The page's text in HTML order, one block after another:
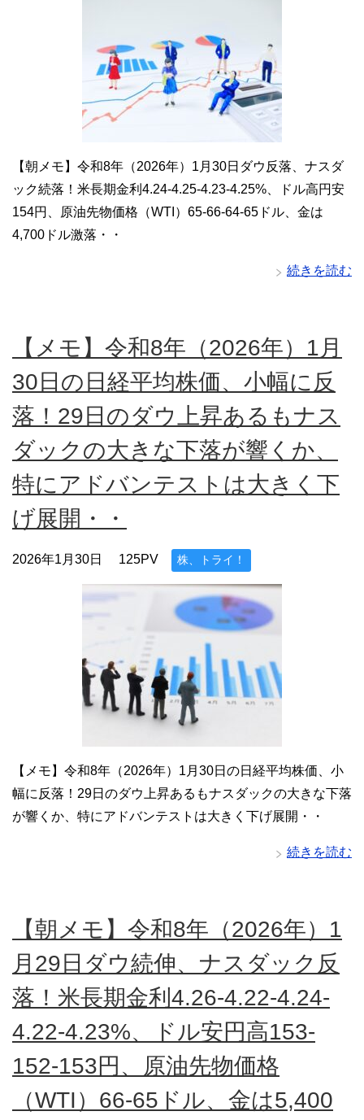
【朝メモ】令和8年（2026年）1月30日ダウ反落、ナスダ
ック続落！米長期金利4.24-4.25-4.23-4.25%、ドル高円安
154円、原油先物価格（WTI）65-66-64-65ドル、金は
4,700ドル激落・・
続きを読む
【メモ】令和8年（2026年）1月
30日の日経平均株価、小幅に反
落！29日のダウ上昇あるもナス
ダックの大きな下落が響くか、
特にアドバンテストは大きく下
げ展開・・
2026年1月30日 125PV 株、トライ！
【メモ】令和8年（2026年）1月30日の日経平均株価、小
幅に反落！29日のダウ上昇あるもナスダックの大きな下落
が響くか、特にアドバンテストは大きく下げ展開・・
続きを読む
【朝メモ】令和8年（2026年）1
月29日ダウ続伸、ナスダック反
落！米長期金利4.26-4.22-4.24-
4.22-4.23%、ドル安円高153-
152-153円、原油先物価格
（WTI）66-65ドル、金は5,400